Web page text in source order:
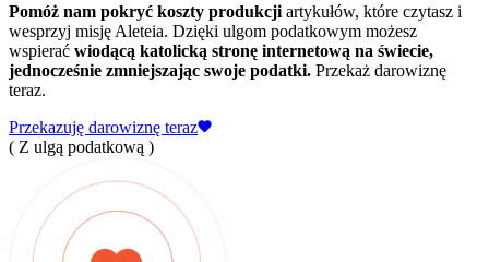
Pomóż nam pokryć koszty produkcji artykułów, które czytasz i
wesprzyj misję Aleteia. Dzięki ulgom podatkowym możesz
wspierać wiodącą katolicką stronę internetową na świecie,
jednocześnie zmniejszając swoje podatki. Przekaż darowiznę
teraz.
Przekazuję darowiznę teraz
( Z ulgą podatkową )